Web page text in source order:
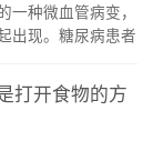
选择食物才好。
薯类 应增加全
类的摄入量不同，
一种微血管病变，
出现。糖尿病患者
对其它并发症也益
下糖尿病肾病的发
五步曲”糖尿病肾
打开食物的方